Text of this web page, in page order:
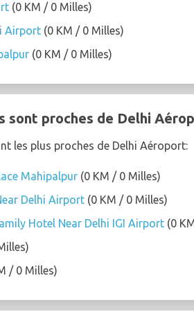
(0 KM / 0 Milles)
Airport (0 KM / 0 Milles)
(0 KM / 0 Milles)
sont proches de Delhi
les plus proches de Delhi Aéroport:
Mahipalpur (0 KM / 0 Milles)
Delhi Airport (0 KM / 0 Milles)
Hotel Near Delhi IGI Airport (0
/ 0 Milles)